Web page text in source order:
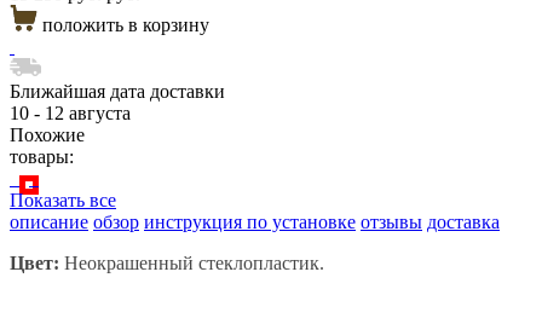
положить в корзину
Ближайшая дата доставки
10 - 12 августа
Похожие
товары:
Показать все
описание обзор инструкция по установке отзывы доставка
Цвет: Неокрашенный стеклопластик.